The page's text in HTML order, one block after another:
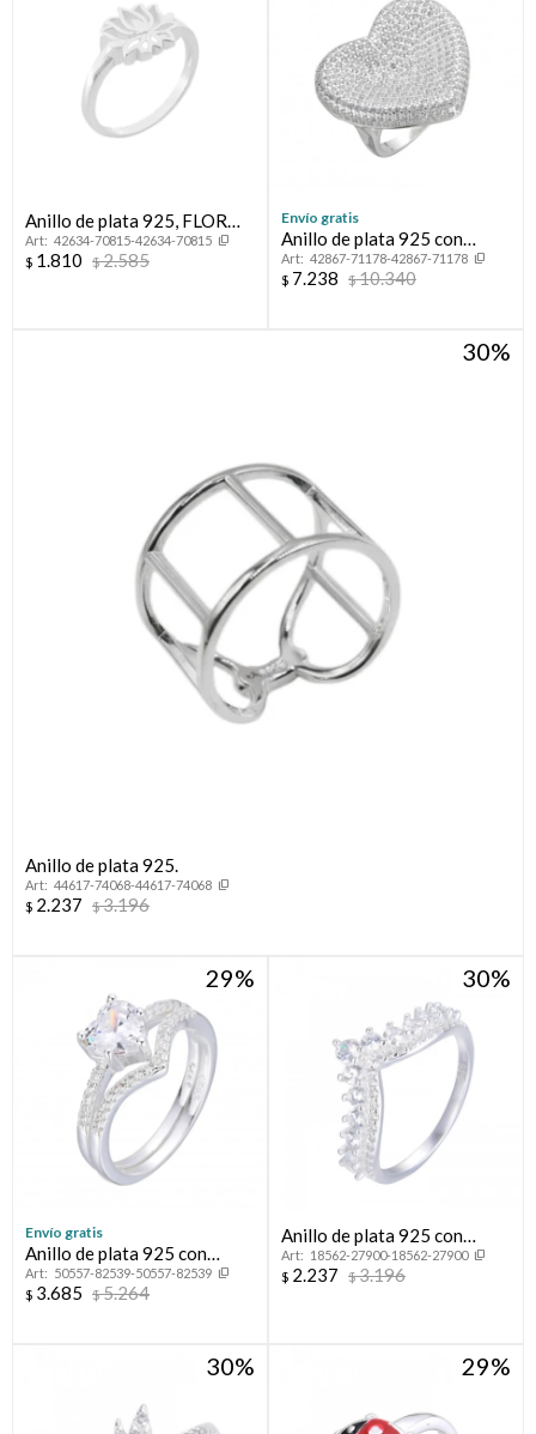
Anillo de plata 925, FLOR
DE LOTO.
42634-70815-42634-70815
$ 1.810 $2.585
Envío gratis
Anillo de plata 925 con
circonias, CORAZON.
42867-71178-42867-71178
$ 7.238 $10.340
30
Anillo de plata 925.
44617-74068-44617-74068
$ 2.237 $3.196
29
Envío gratis
Anillo de plata 925 con
circonias,CINTILLO.
50557-82539-50557-82539
$ 3.685 $5.264
30
Anillo de plata 925 con
circonias, CORONITA.
18562-27900-18562-27900
$ 2.237 $3.196
30 29